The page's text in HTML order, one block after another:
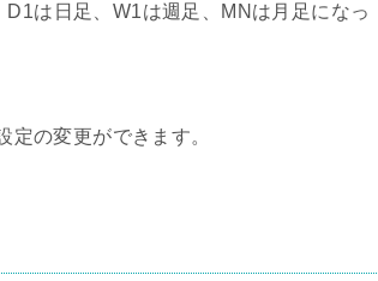
は日足、W1は週足、MNは月足になっ
の変更ができます。